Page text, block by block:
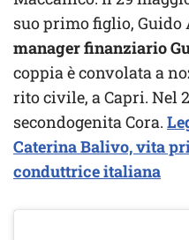
suo primo figlio, Guido
manager finanziario
coppia è convolata a
rito civile, a Capri. Nel
secondogenita Cora.
Caterina Balivo, vita
conduttrice italiana